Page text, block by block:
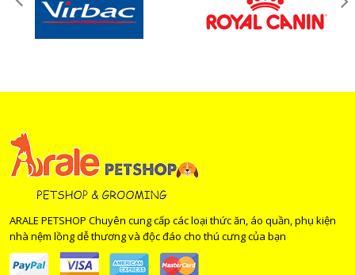
ARALE PETSHOP Chuyên cung cấp các loại thức ăn, áo quần, phụ kiện
nhà nệm lồng dễ thương và độc đáo cho thú cưng của bạn